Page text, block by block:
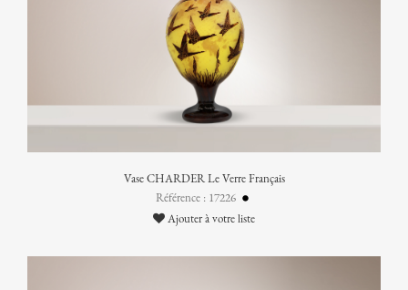
Vase CHARDER Le Verre Français
Référence : 17226
Ajouter à votre liste